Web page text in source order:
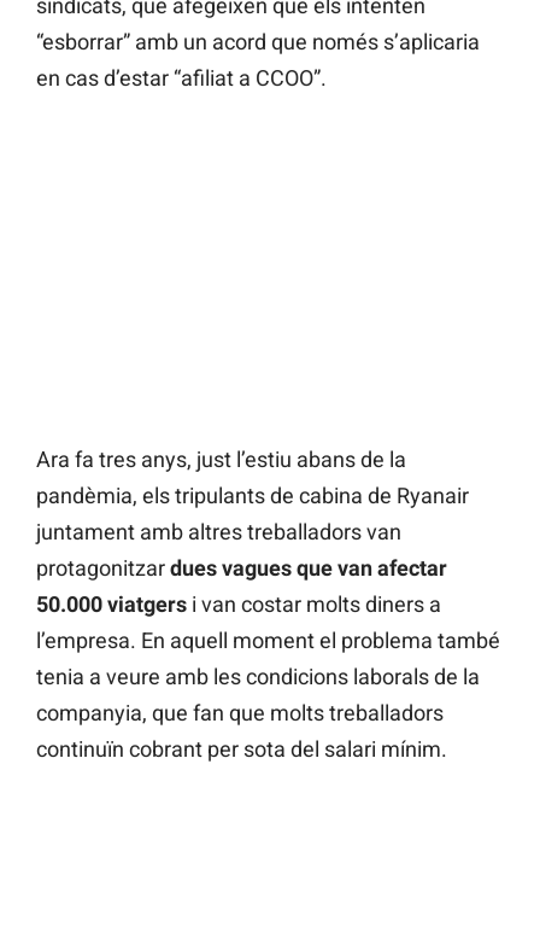
sindicats, que afegeixen que els intenten
“esborrar” amb un acord que només s’aplicaria
en cas d’estar “afiliat a CCOO”.
Ara fa tres anys, just l’estiu abans de la
pandèmia, els tripulants de cabina de Ryanair
juntament amb altres treballadors van
protagonitzardues vagues que van afectar
50.000 viatgers i van costar molts diners a
l’empresa. En aquell moment el problema també
tenia a veure amb les condicions laborals de la
companyia, que fan que molts treballadors
continuïn cobrant per sota del salari mínim.